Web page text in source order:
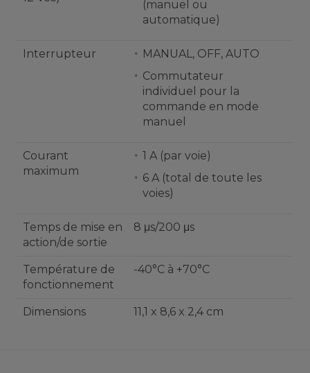
(manuel ou
automatique)
Interrupteur
MANUAL, OFF, AUTO
Commutateur
individuel pour la
commande en mode
manuel
Courant
maximum
1 A (par voie)
6 A (total de toute les
voies)
Temps de mise en
action/de sortie
8 μs/200 μs
Température de
fonctionnement
-40°C à +70°C
Dimensions 11,1 x 8,6 x 2,4 cm